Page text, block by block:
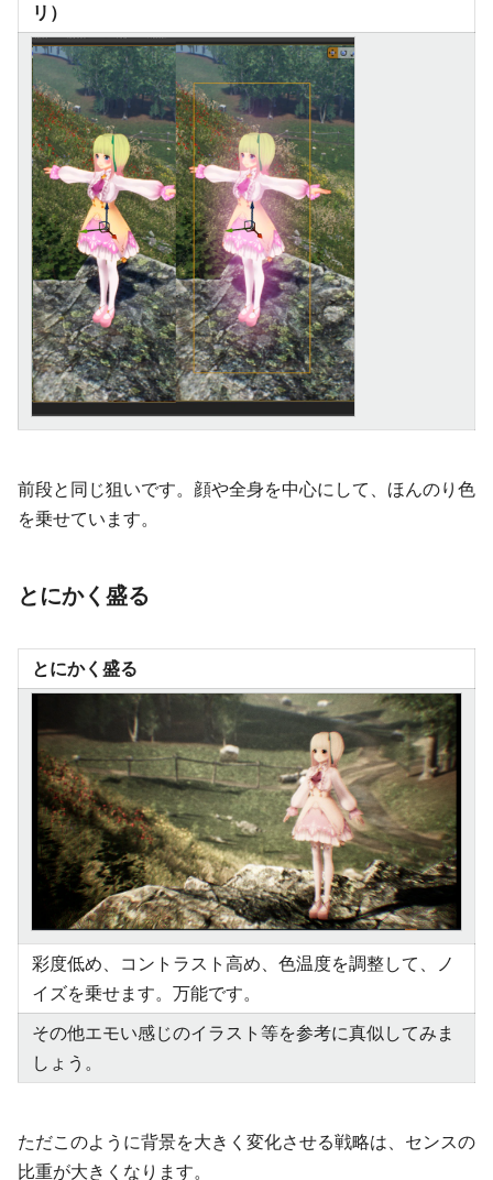
リ）
前段と同じ狙いです。顔や全身を中心にして、ほんのり色
を乗せています。
とにかく盛る
とにかく盛る
彩度低め、コントラスト高め、色温度を調整して、ノ
イズを乗せます。万能です。
その他エモい感じのイラスト等を参考に真似してみま
しょう。
ただこのように背景を大きく変化させる戦略は、センスの
比重が大きくなります。